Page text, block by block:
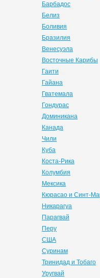
Барбадос
Белиз
Боливия
Бразилия
Венесуэла
Восточные Карибы
Гаити
Гайана
Гватемала
Гондурас
Доминикана
Канада
Чили
Куба
Коста-Рика
Колумбия
Мексика
Кюрасао и Синт-
Никарагуа
Парагвай
Перу
США
Суринам
Тринидад и Тобаго
Уругвай